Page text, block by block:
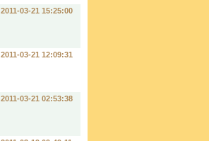
2011-03-21 15:25:00
2011-03-21 12:09:31
2011-03-21 02:53:38